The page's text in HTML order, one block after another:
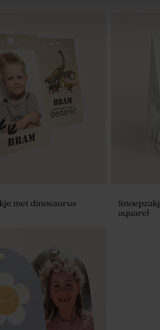
met 27 bedankjes
potlood met roze
met dinosaurus
aquarel